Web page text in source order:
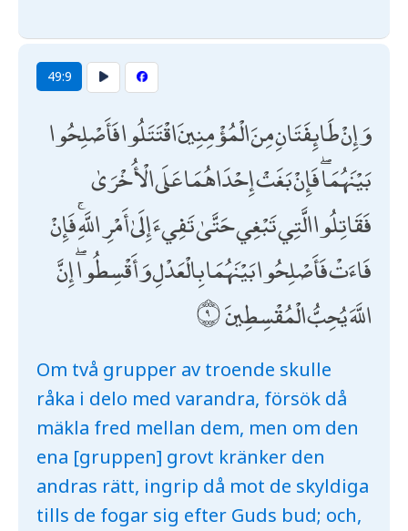
49:9
وَإِنْ طَائِفَتَانِ مِنَ الْمُؤْمِنِينَ اقْتَتَلُوا فَأَصْلِحُوا
بَيْنَهُمَا ۖ فَإِنْ بَغَتْ إِحْدَاهُمَا عَلَى الْأُخْرَىٰ
فَقَاتِلُوا الَّتِي تَبْغِي حَتَّىٰ تَفِيءَ إِلَىٰ أَمْرِ اللَّهِ ۚ فَإِنْ
فَاءَتْ فَأَصْلِحُوا بَيْنَهُمَا بِالْعَدْلِ وَأَقْسِطُوا ۖ إِنَّ
اللَّهَ يُحِبُّ الْمُقْسِطِينَ
Om två grupper av troende skulle
råka i delo med varandra, försök då
mäkla fred mellan dem, men om den
ena [gruppen] grovt kränker den
andras rätt, ingrip då mot de skyldiga
tills de fogar sig efter Guds bud; och,